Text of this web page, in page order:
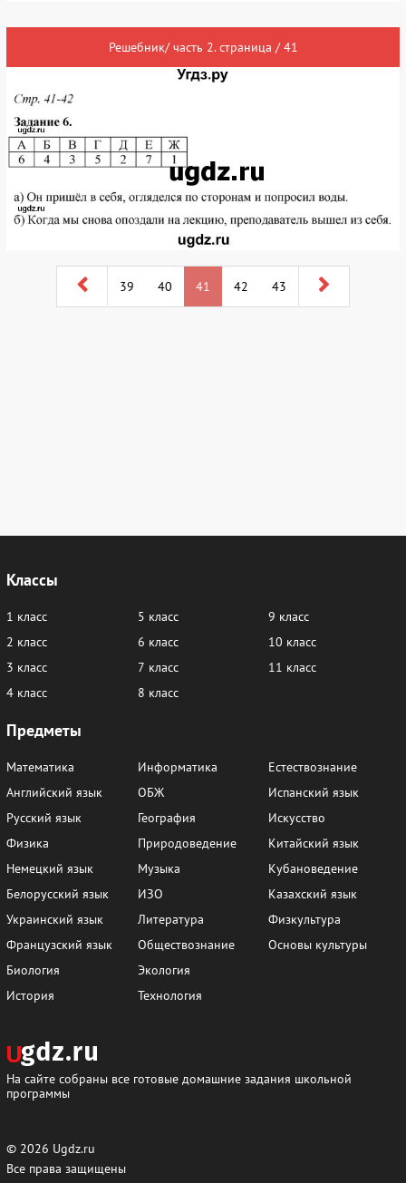
Решебник/ часть 2. страница / 41
39 40 41 42 43
Классы
1 класс
2 класс
3 класс
4 класс
5 класс
6 класс
7 класс
8 класс
9 класс
10 класс
11 класс
Предметы
Математика
Английский язык
Русский язык
Физика
Немецкий язык
Белорусский язык
Украинский язык
Французский язык
Биология
История
Информатика
ОБЖ
География
Природоведение
Музыка
ИЗО
Литература
Обществознание
Экология
Технология
Естествознание
Испанский язык
Искусство
Китайский язык
Кубановедение
Казахский язык
Физкультура
Основы культуры
На сайте собраны все готовые домашние задания школьной
программы
© 2026 Ugdz.ru
Все права защищены